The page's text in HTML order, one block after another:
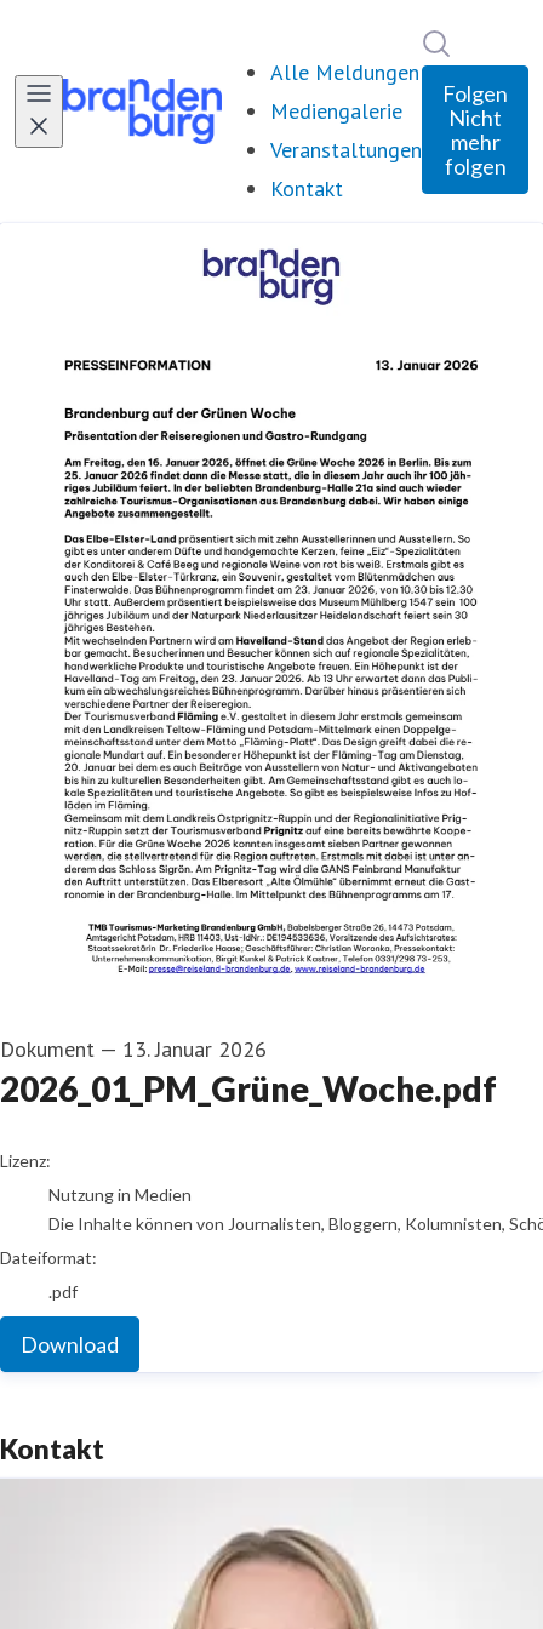
Alle Meldungen
Mediengalerie
Veranstaltungen
Kontakt
Folgen
Nicht
mehr
folgen
Dokument — 13. Januar 2026
2026_01_PM_Grüne_Woche.pdf
go to media item
Lizenz:
Nutzung in Medien
Die Inhalte können von Journalisten, Bloggern, Kolumnisten,
Dateiformat:
.pdf
Download
Kontakt